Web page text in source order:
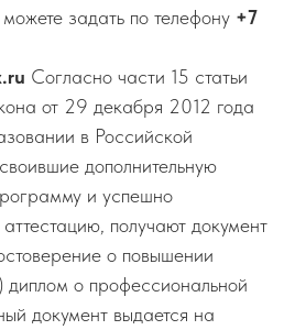
задать по телефону +7
Согласно части 15 статьи
от 29 декабря 2012 года
в Российской
дополнительную
и успешно
получают документ
о повышении
диплом о профессиональной
документ выдается на